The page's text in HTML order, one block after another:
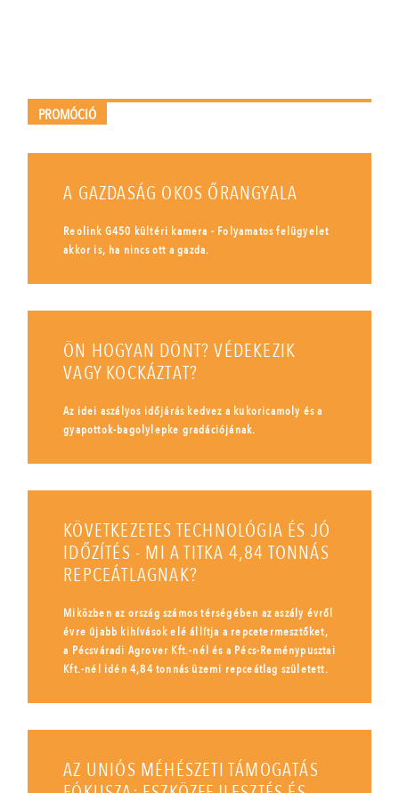
PROMÓCIÓ
A GAZDASÁG OKOS ŐRANGYALA
Reolink G450 kültéri kamera - Folyamatos felügyelet
akkor is, ha nincs ott a gazda.
ÖN HOGYAN DÖNT? VÉDEKEZIK
VAGY KOCKÁZTAT?
Az idei aszályos időjárás kedvez a kukoricamoly és a
gyapottok-bagolylepke gradációjának.
KÖVETKEZETES TECHNOLÓGIA ÉS JÓ
IDŐZÍTÉS - MI A TITKA 4,84 TONNÁS
REPCEÁTLAGNAK?
Miközben az ország számos térségében az aszály évről
évre újabb kihívások elé állítja a repcetermesztőket,
a Pécsváradi Agrover Kft.-nél és a Pécs-Reménypusztai
Kft.-nél idén 4,84 tonnás üzemi repceátlag született.
AZ UNIÓS MÉHÉSZETI TÁMOGATÁS